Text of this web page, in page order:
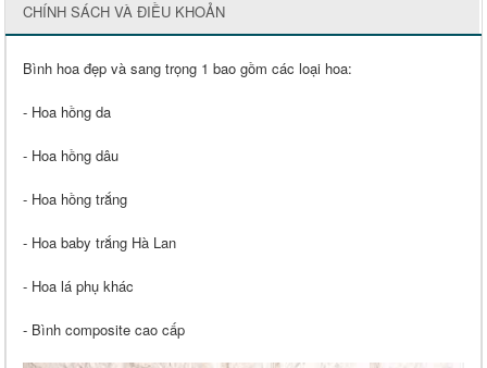
CHÍNH SÁCH VÀ ĐIỀU KHOẢN
Bình hoa đẹp và sang trọng 1 bao gồm các loại hoa:
- Hoa hồng da
- Hoa hồng dâu
- Hoa hồng trắng
- Hoa baby trắng Hà Lan
- Hoa lá phụ khác
- Bình composite cao cấp